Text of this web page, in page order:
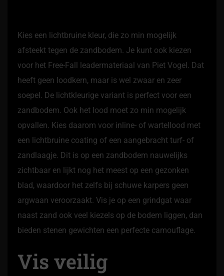
Kies een lichtbruine kleur, die zo min mogelijk
afsteekt tegen de zandbodem. Je kunt ook kiezen
voor het Free-Fall leadermateriaal van Piet Vogel. Dat
heeft geen loodkern, maar is wel zwaar en zeer
soepel. De lichtkleurige variant is perfect voor een
zandbodem. Ook het lood moet zo min mogelijk
opvallen. Kies daarom voor inline- of wartellood met
een lichtbruine coating of een aangebracht turf- of
zandlaagje. Dit is op een zandbodem nauwelijks
zichtbaar en lijkt nog het meest op een gezonken
blad, waardoor het zelfs bij schuwe karpers geen
argwaan veroorzaakt. Vis je op een grindgat waar
naast zand ook veel kiezels op de bodem liggen, dan
bieden stenen gewichten een perfecte camouflage.
Vis veilig